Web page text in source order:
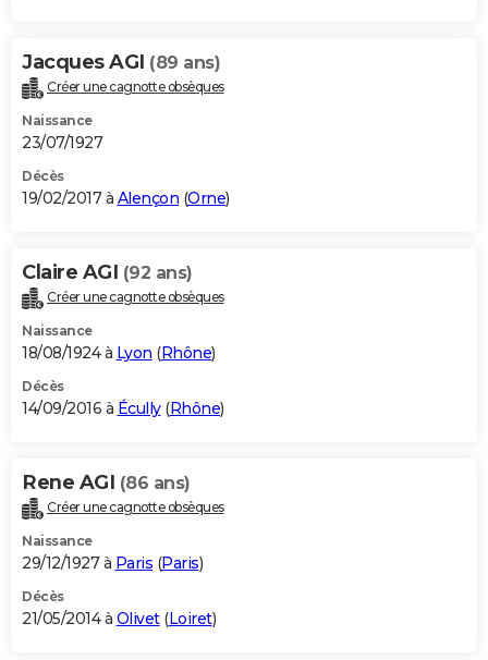
Jacques AGI (89 ans)
Créer une cagnotte obsèques
Naissance
23/07/1927
Décès
19/02/2017 à Alençon (Orne)
Claire AGI (92 ans)
Créer une cagnotte obsèques
Naissance
18/08/1924 à Lyon (Rhône)
Décès
14/09/2016 à Écully(Rhône)
Rene AGI (86 ans)
Créer une cagnotte obsèques
Naissance
29/12/1927 à Paris (Paris)
Décès
21/05/2014 à Olivet(Loiret)